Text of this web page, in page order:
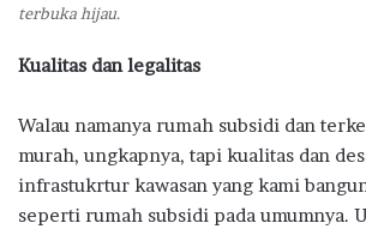
terbuka hijau.
Kualitas dan legalitas
Walau namanya rumah subsidi dan
murah, ungkapnya, tapi kualitas dan
infrastukrtur kawasan yang kami
seperti rumah subsidi pada umumnya.